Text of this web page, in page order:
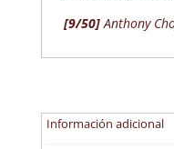
[9/50]Anthony
Información adicional